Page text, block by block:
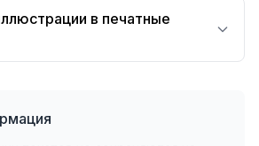
в печатные